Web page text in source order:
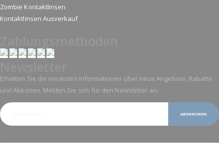
Zombie Kontaktlinsen
Kontaktlinsen Ausverkauf
Erhalten Sie die neuesten Informationen über neue Angebote, Rabatte
und Aktionen. Melden Sie sich für den Newsletter an:
ABONNIEREN